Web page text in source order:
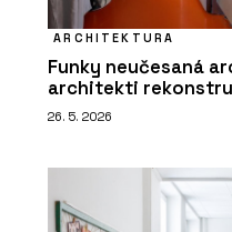
ARCHITEKTURA
Funky neučesaná
architekti
26. 5. 2026